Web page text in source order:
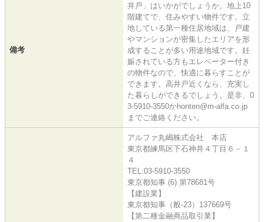
備考
井戸」はいかがでしょうか。地上10
階建てで、住みやすい物件です。立
地している第一種住居地域は、戸建
やマンションが密集したエリアを形
成することが多い用途地域です。妊
娠されている方もエレベーター付き
の物件なので、快適に暮らすことが
できます。高井戸近くなら、充実し
た暮らしができるでしょう。是非、0
3-5910-3550かhonten@m-alfa.co.jp
までご連絡ください。
アルファ丸嶋株式会社 本店
東京都練馬区下石神井４丁目６－１
４
TEL:03-5910-3550
東京都知事 (6) 第78681号
【建設業】
東京都知事（般-23）137669号
【第二種金融商品取引業】